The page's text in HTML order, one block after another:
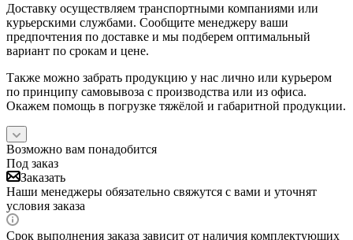
Доставку осуществляем транспортными компаниями или
курьерскими службами. Сообщите менеджеру ваши
предпочтения по доставке и мы подберем оптимальный
вариант по срокам и цене.
Также можно забрать продукцию у нас лично или курьером
по принципу самовывоза с производства или из офиса.
Окажем помощь в погрузке тяжёлой и габаритной продукции.
Возможно вам понадобится
Под заказ
Заказать
Наши менеджеры обязательно свяжутся с вами и уточнят
условия заказа
Срок выполнения заказа зависит от наличия комплектующих